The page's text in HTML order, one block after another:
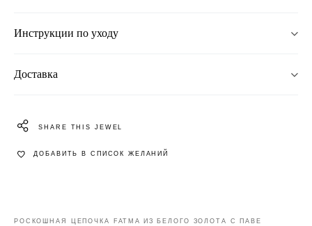
Инструкции по уходу
Доставка
SHARE THIS JEWEL
ДОБАВИТЬ В СПИСОК ЖЕЛАНИЙ
РОСКОШНАЯ ЦЕПОЧКА FATMA ИЗ БЕЛОГО ЗОЛОТА С ПАВЕ